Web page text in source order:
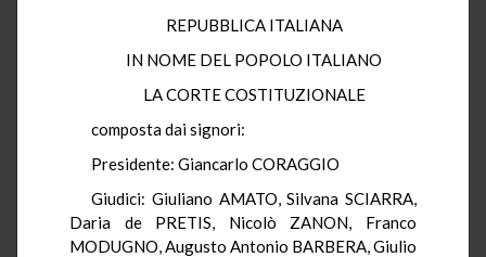
REPUBBLICA ITALIANA
IN NOME DEL POPOLO ITALIANO
LA CORTE COSTITUZIONALE
composta dai signori:
Presidente: Giancarlo CORAGGIO
Giudici: Giuliano AMATO, Silvana SCIARRA,
Daria de PRETIS, Nicolò ZANON, Franco
MODUGNO, Augusto Antonio BARBERA, Giulio